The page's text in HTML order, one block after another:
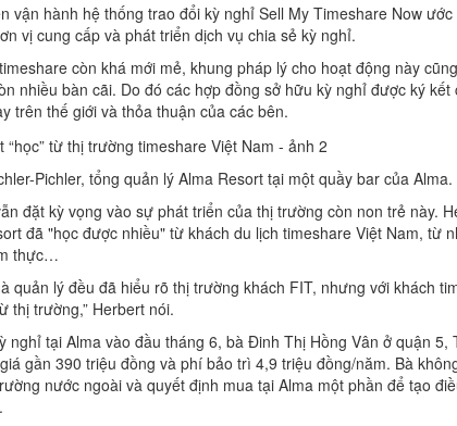
vận hành hệ thống trao đổi kỳ nghỉ Sell My Timeshare Now
vị cung cấp và phát triển dịch vụ chia sẻ kỳ nghỉ.
còn khá mới mẻ, khung pháp lý cho hoạt động này
nhiều bàn cãi. Do đó các hợp đồng sở hữu kỳ nghỉ được ký
trên thế giới và thỏa thuận của các bên.
Pichler, tổng quản lý Alma Resort tại một quầy bar của
đặt kỳ vọng vào sự phát triển của thị trường còn non trẻ này.
đã "học được nhiều" từ khách du lịch timeshare Việt Nam, từ
thực…
quản lý đều đã hiểu rõ thị trường khách FIT, nhưng với khách
thị trường,” Herbert nói.
nghỉ tại Alma vào đầu tháng 6, bà Đinh Thị Hồng Vân ở quận
gần 390 triệu đồng và phí bảo trì 4,9 triệu đồng/năm. Bà
nước ngoài và quyết định mua tại Alma một phần để tạo